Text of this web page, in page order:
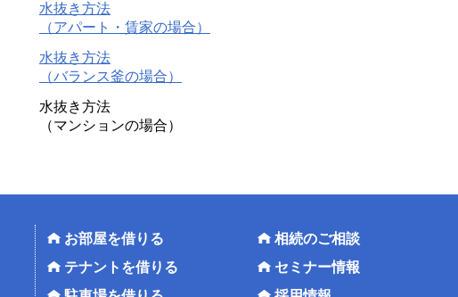
水抜き方法
（アパート・賃家の場合）
水抜き方法
（バランス釜の場合）
水抜き方法
（マンションの場合）
お部屋を借りる
テナントを借りる
相続のご相談
セミナー情報